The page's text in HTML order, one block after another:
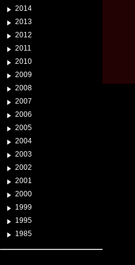
2014
2013
2012
2011
2010
2009
2008
2007
2006
2005
2004
2003
2002
2001
2000
1999
1995
1985